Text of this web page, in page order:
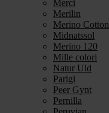
Merci
Merilin
Merino Cotton
Midnatssol
Merino 120
Mille colori
Natur Uld
Parigi
Peer Gynt
Pernilla